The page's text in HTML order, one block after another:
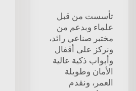
تأسست من قبل
علماء وبدعم من
مختبر صناعي رائد،
ونركز على أقفال
وأبواب ذكية عالية
الأمان وطويلة
العمر، ونقدم